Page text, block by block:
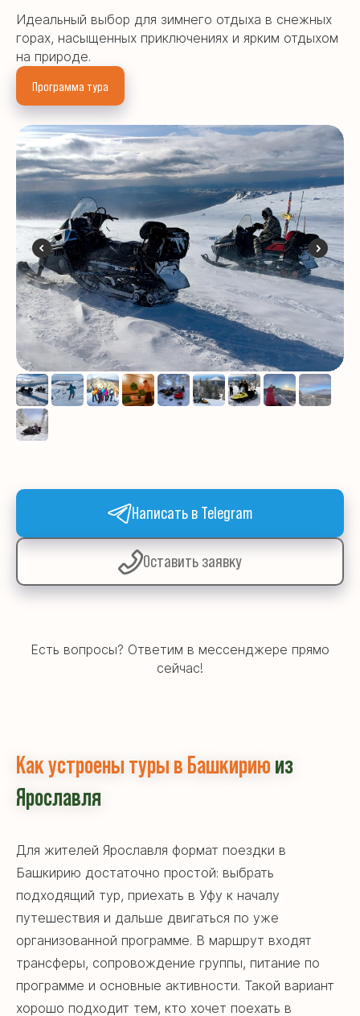
Идеальный выбор для зимнего отдыха в снежных
горах, насыщенных приключениях и ярким отдыхом
на природе.
Программа тура
Написать в Telegram
Оставить заявку
Есть вопросы? Ответим в мессенджере прямо
сейчас!
Как устроены туры в Башкирию из
Ярославля
Для жителей Ярославля формат поездки в
Башкирию достаточно простой: выбрать
подходящий тур, приехать в Уфу к началу
путешествия и дальше двигаться по уже
организованной программе. В маршрут входят
трансферы, сопровождение группы, питание по
программе и основные активности. Такой вариант
хорошо подходит тем, кто хочет поехать в
Готовы к путешествию?
Свяжитесь с нами!
Написать в Telegram